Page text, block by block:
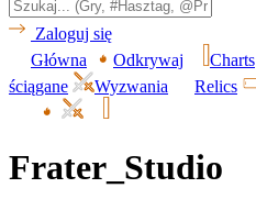
Zaloguj się
Główna
Odkrywaj Charts
ściągane
Wyzwania Relics
Frater_Studio